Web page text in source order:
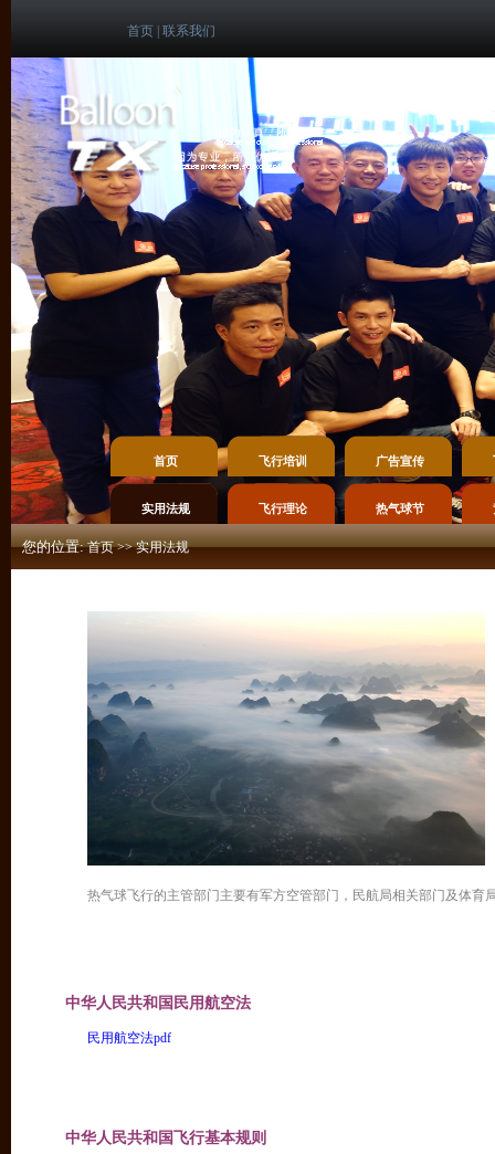
首页 联系我们
首页 飞行培训 广告宣传
实用法规 飞行理论 热气球节
您的位置:首页>>实用法规
热气球飞行的主管部门主要有军方空管部门，民航局相关部门及体
中华人民共和国民用航空法
民用航空法pdf
中华人民共和国飞行基本规则